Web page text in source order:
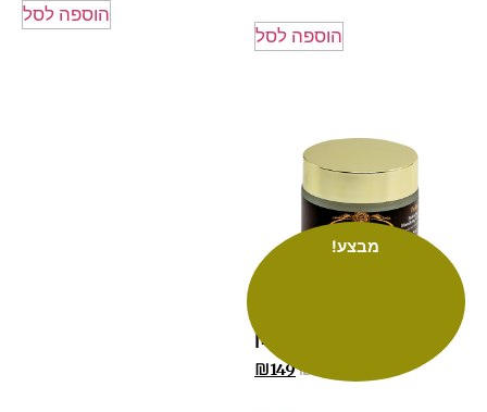
הוספה לסל
הוספה לסל
מבצע!
קרם ג'ל מאזן
₪164
₪149